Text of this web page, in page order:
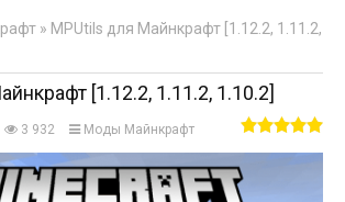
Регистрация
» MPUtils для Майнкрафт [1.12.2, 1.11.2,
[1.12.2, 1.11.2, 1.10.2]
3 932 Моды Майнкрафт